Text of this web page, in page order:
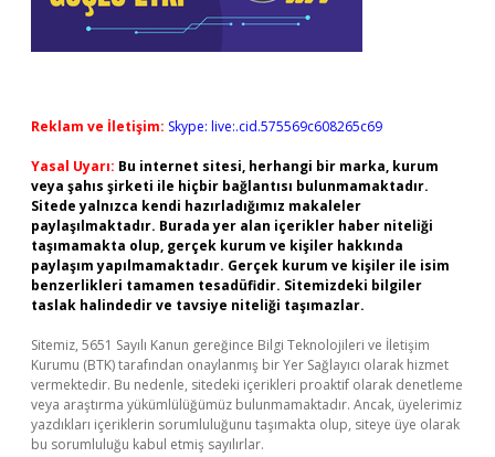
Reklam ve İletişim: Skype: live:.cid.575569c608265c69
Yasal Uyarı: Bu internet sitesi, herhangi bir marka, kurum
veya şahıs şirketi ile hiçbir bağlantısı bulunmamaktadır.
Sitede yalnızca kendi hazırladığımız makaleler
paylaşılmaktadır. Burada yer alan içerikler haber niteliği
taşımamakta olup, gerçek kurum ve kişiler hakkında
paylaşım yapılmamaktadır. Gerçek kurum ve kişiler ile isim
benzerlikleri tamamen tesadüfidir. Sitemizdeki bilgiler
taslak halindedir ve tavsiye niteliği taşımazlar.
Sitemiz, 5651 Sayılı Kanun gereğince Bilgi Teknolojileri ve İletişim
Kurumu (BTK) tarafından onaylanmış bir Yer Sağlayıcı olarak hizmet
vermektedir. Bu nedenle, sitedeki içerikleri proaktif olarak denetleme
veya araştırma yükümlülüğümüz bulunmamaktadır. Ancak, üyelerimiz
yazdıkları içeriklerin sorumluluğunu taşımakta olup, siteye üye olarak
bu sorumluluğu kabul etmiş sayılırlar.